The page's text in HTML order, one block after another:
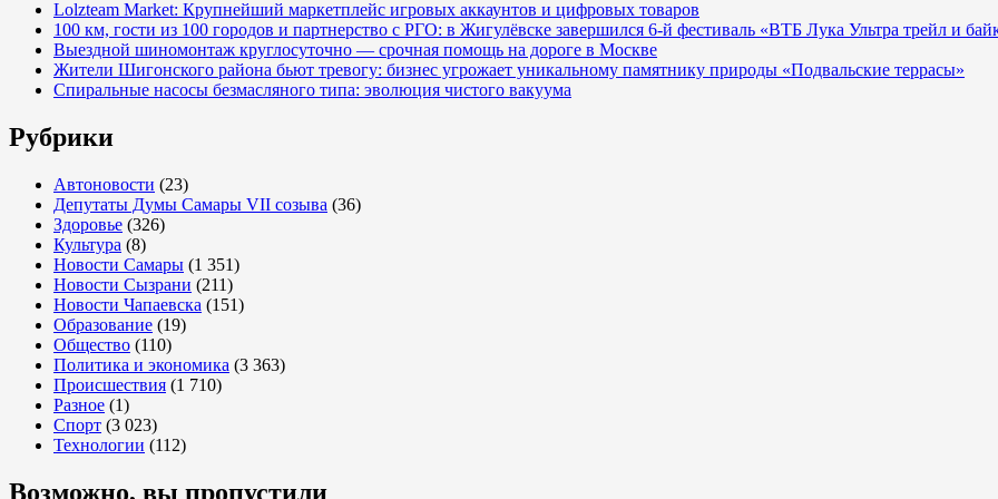
Lolzteam Market: Крупнейший маркетплейс игровых аккаунтов и цифровых товаров
100 км, гости из 100 городов и партнерство с РГО: в Жигулёвске завершился 6-й фестиваль «ВТБ Лука Ультра трейл и
Выездной шиномонтаж круглосуточно — срочная помощь на дороге в Москве
Жители Шигонского района бьют тревогу: бизнес угрожает уникальному памятнику природы «Подвальские террасы»
Спиральные насосы безмасляного типа: эволюция чистого вакуума
Рубрики
Автоновости (23)
Депутаты Думы Самары VII созыва (36)
Здоровье (326)
Культура (8)
Новости Самары (1 351)
Новости Сызрани (211)
Новости Чапаевска (151)
Образование (19)
Общество (110)
Политика и экономика (3 363)
Происшествия (1 710)
Разное (1)
Спорт (3 023)
Технологии (112)
Возможно, вы пропустили